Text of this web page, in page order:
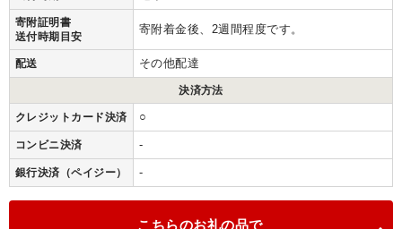
寄附証明書
送付時期目安
寄附着金後、2週間程度です。
配送 その他配達
決済方法
クレジットカード決済 ○
コンビニ決済 -
銀行決済（ペイジー） -
こちらのお礼の品で